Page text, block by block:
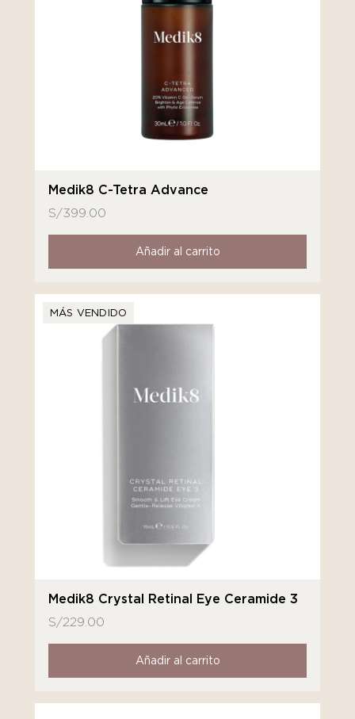
Medik8 C-Tetra Advance
S/399.00
Añadir al carrito
MÁS VENDIDO
Medik8 Crystal Retinal Eye Ceramide 3
S/229.00
Añadir al carrito